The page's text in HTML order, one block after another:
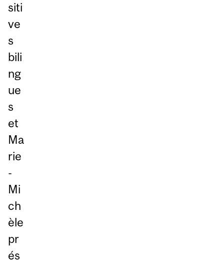
siti
ve
s
bili
ng
ue
s
et
Ma
rie
-
Mi
ch
èle
pr
és